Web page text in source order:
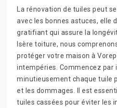
La rénovation de tuiles peut
avec les bonnes astuces, elle
gratifiant qui assure la
Isère toiture, nous
protéger votre maison à
intempéries. Commencez par
minutieusement chaque tuile
et les dommages. Il est
tuiles cassées pour éviter les